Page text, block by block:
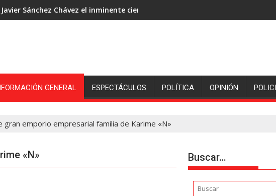
Sánchez Chávez el inminente cierre de ingenió San Pedro en Lerdo de
GENERAL ESPECTÁCULOS POLÍTICA OPINIÓN
gran emporio empresarial familia de Karime «N»
«N» Buscar…